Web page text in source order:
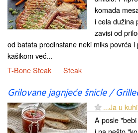
komada
i cela dužina
zavisi od
od batata prodinstane neki miks povrća
kašikom već...
T-Bone Steak
Steak
Grilovane jagnjeće šnicle /
...Ja u
A posle